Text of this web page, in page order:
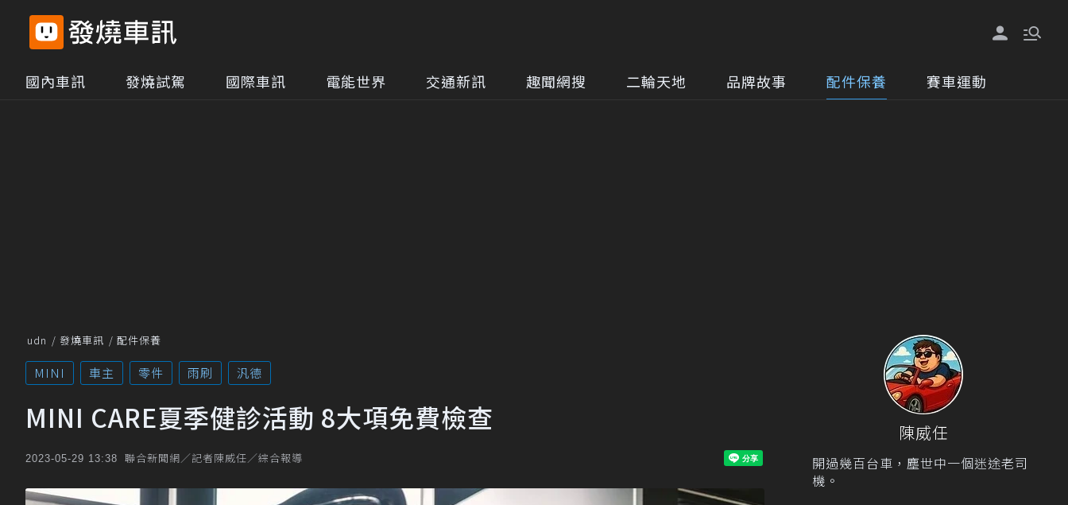
國內車訊 發燒試駕 國際車訊 電能世界 交通新訊 趣聞網搜 二輪天地 品牌故事 配件保養 賽車運動
udn 發燒車訊 配件保養
MINI 車主 零件 雨刷 汎德
MINI CARE夏季健診活動 8大項免費檢查
2023-05-29 13:38 聯合新聞網／記者陳威任／綜合報導
陳威任
開過幾百台車，塵世中一個迷途老司
機。